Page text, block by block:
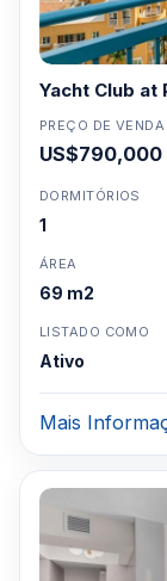
Yacht Club
PREÇO DE VENDA
US$790,000
DORMITÓRIOS
1
ÁREA
69 m2
LISTADO COMO
Ativo
Mais